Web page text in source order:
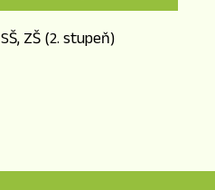
SŠ, ZŠ (2. stupeň)